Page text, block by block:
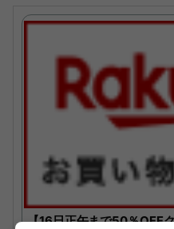
【16日正午まで50％